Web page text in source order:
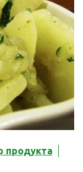
продукта